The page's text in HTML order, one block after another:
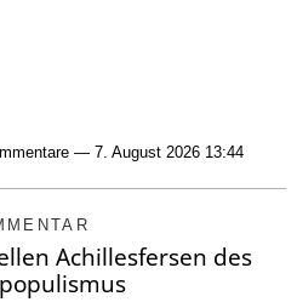
— 7. August 2026 13:44
Achillesfersen des